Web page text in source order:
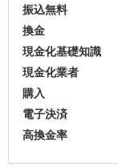
振込無料
換金
現金化基礎知識
現金化業者
購入
電子決済
高換金率